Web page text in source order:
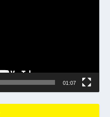
01:07